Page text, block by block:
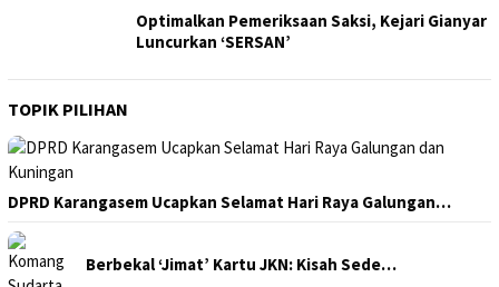
Optimalkan Pemeriksaan Saksi, Kejari Gianyar
Luncurkan ‘SERSAN’
TOPIK PILIHAN
DPRD Karangasem Ucapkan Selamat Hari Raya Galungan…
Berbekal ‘Jimat’ Kartu JKN: Kisah Sede…